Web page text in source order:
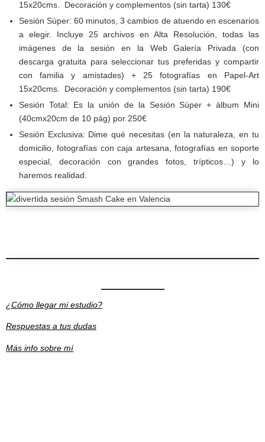
15x20cms. Decoración y complementos (sin tarta) 130€
Sesión Súper: 60 minutos, 3 cambios de atuendo en escenarios
a elegir. Incluye 25 archivos en Alta Resolución, todas las
imágenes de la sesión en la Web Galería Privada (con
descarga gratuita para seleccionar tus preferidas y compartir
con familia y amistades) + 25 fotografías en Papel-Art
15x20cms. Decoración y complementos (sin tarta) 190€
Sesión Total: Es la unión de la Sesión Súper + álbum Mini
(40cmx20cm de 10 pág) por 250€
Sesión Exclusiva: Dime qué necesitas (en la naturaleza, en tu
domicilio, fotografías con caja artesana, fotografías en soporte
especial, decoración con grandes fotos, trípticos…) y lo
haremos realidad.
¿Cómo llegar mi estudio?
Respuestas a tus dudas
Más info sobre mí